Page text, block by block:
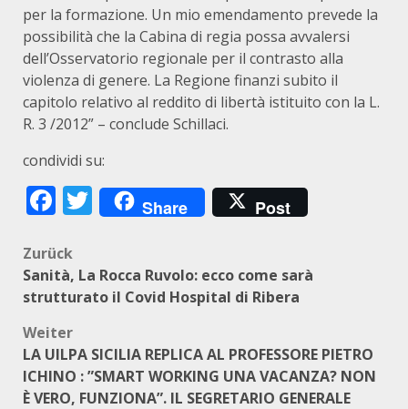
per la formazione. Un mio emendamento prevede la
possibilità che la Cabina di regia possa avvalersi
dell’Osservatorio regionale per il contrasto alla
violenza di genere. La Regione finanzi subito il
capitolo relativo al reddito di libertà istituito con la L.
R. 3 /2012” – conclude Schillaci.
condividi su:
Facebook
Twitter
Share Post
Beitragsnavigation
Zurück
Sanità, La Rocca Ruvolo: ecco come sarà
strutturato il Covid Hospital di Ribera
Weiter
LA UILPA SICILIA REPLICA AL PROFESSORE PIETRO
ICHINO : ”SMART WORKING UNA VACANZA? NON
È VERO, FUNZIONA”. IL SEGRETARIO GENERALE